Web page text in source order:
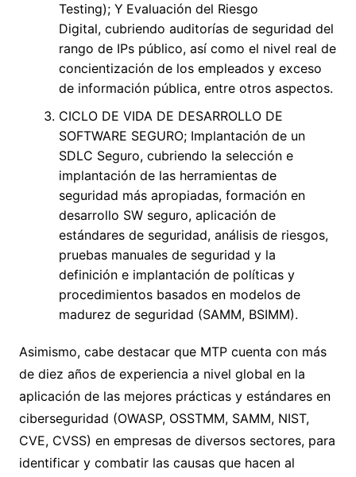
Testing); Y Evaluación del Riesgo
Digital, cubriendo auditorías de seguridad del
rango de IPs público, así como el nivel real de
concientización de los empleados y exceso
de información pública, entre otros aspectos.
CICLO DE VIDA DE DESARROLLO DE
SOFTWARE SEGURO; Implantación de un
SDLC Seguro, cubriendo la selección e
implantación de las herramientas de
seguridad más apropiadas, formación en
desarrollo SW seguro, aplicación de
estándares de seguridad, análisis de riesgos,
pruebas manuales de seguridad y la
definición e implantación de políticas y
procedimientos basados en modelos de
madurez de seguridad (SAMM, BSIMM).
Asimismo, cabe destacar que MTP cuenta con más
de diez años de experiencia a nivel global en la
aplicación de las mejores prácticas y estándares en
ciberseguridad (OWASP, OSSTMM, SAMM, NIST,
CVE, CVSS) en empresas de diversos sectores, para
identificar y combatir las causas que hacen al